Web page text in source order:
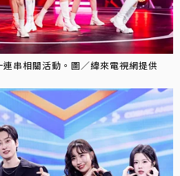
連串相關活動。圖／緯來電視網提供